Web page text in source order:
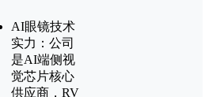
AI眼镜技术
实力：公司
是AI端侧视
觉芯片核心
供应商，RV